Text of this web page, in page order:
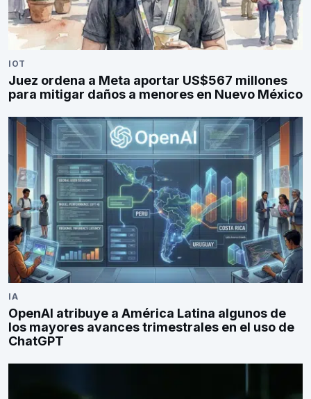
IOT
Juez ordena a Meta aportar US$567 millones
para mitigar daños a menores en Nuevo México
IA
OpenAI atribuye a América Latina algunos de
los mayores avances trimestrales en el uso de
ChatGPT